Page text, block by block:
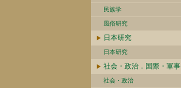
民族学
風俗研究
日本研究
日本研究
社会・政治．国際・軍事
社会・政治